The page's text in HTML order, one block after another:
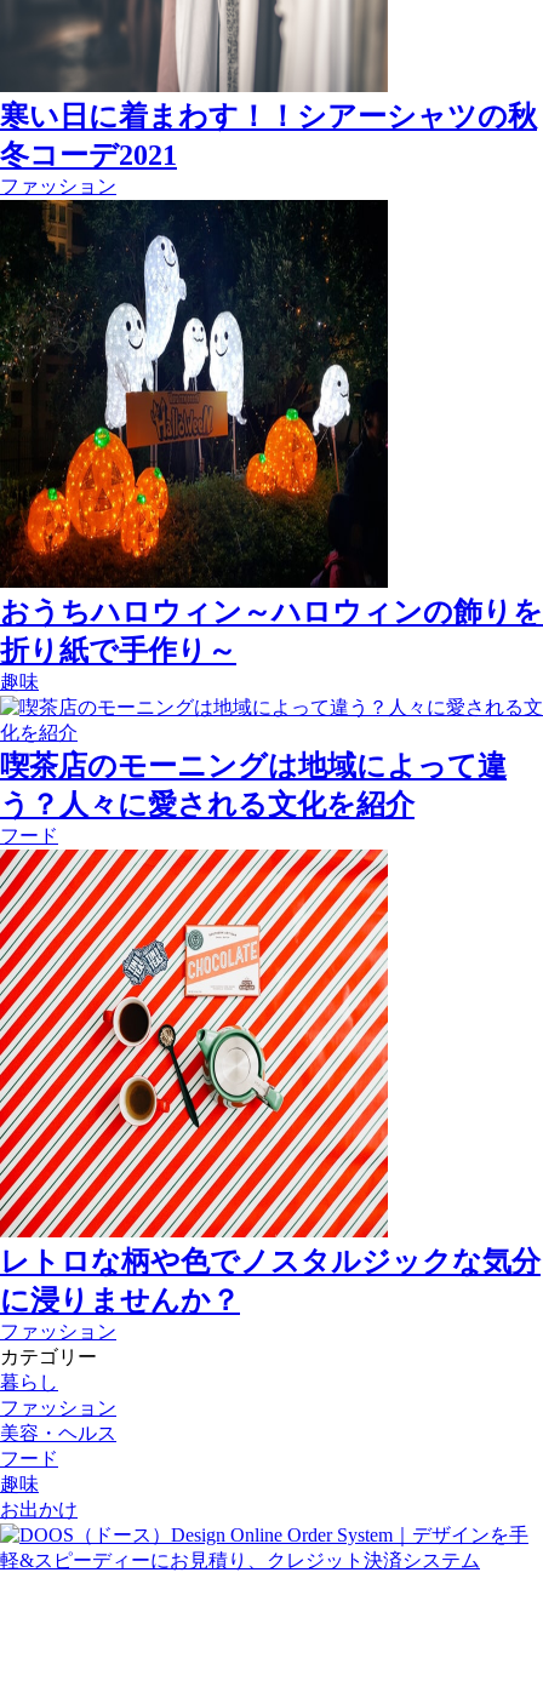
寒い日に着まわす！！シアーシャツの秋
冬コーデ2021
ファッション
おうちハロウィン～ハロウィンの飾りを
折り紙で手作り～
趣味
喫茶店のモーニングは地域によって違
う？人々に愛される文化を紹介
フード
レトロな柄や色でノスタルジックな気分
に浸りませんか？
ファッション
カテゴリー
暮らし
ファッション
美容・ヘルス
フード
趣味
お出かけ